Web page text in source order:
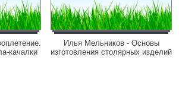
качалки
Илья Мельников - Основы
изготовления столярных изделий